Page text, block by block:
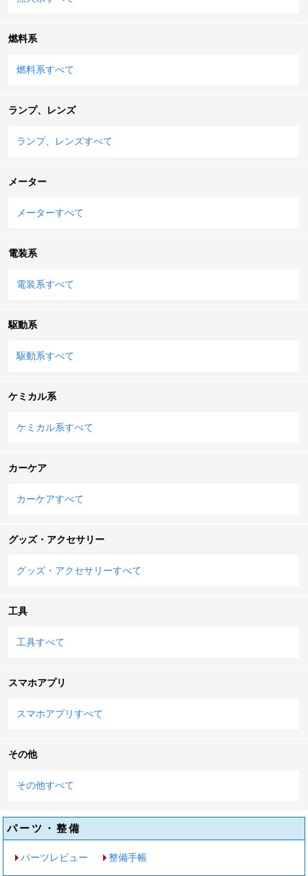
燃料系
燃料系すべて
ランプ、レンズ
ランプ、レンズすべて
メーター
メーターすべて
電装系
電装系すべて
駆動系
駆動系すべて
ケミカル系
ケミカル系すべて
カーケア
カーケアすべて
グッズ・アクセサリー
グッズ・アクセサリーすべて
工具
工具すべて
スマホアプリ
スマホアプリすべて
その他
その他すべて
パーツ・整備
パーツレビュー 整備手帳